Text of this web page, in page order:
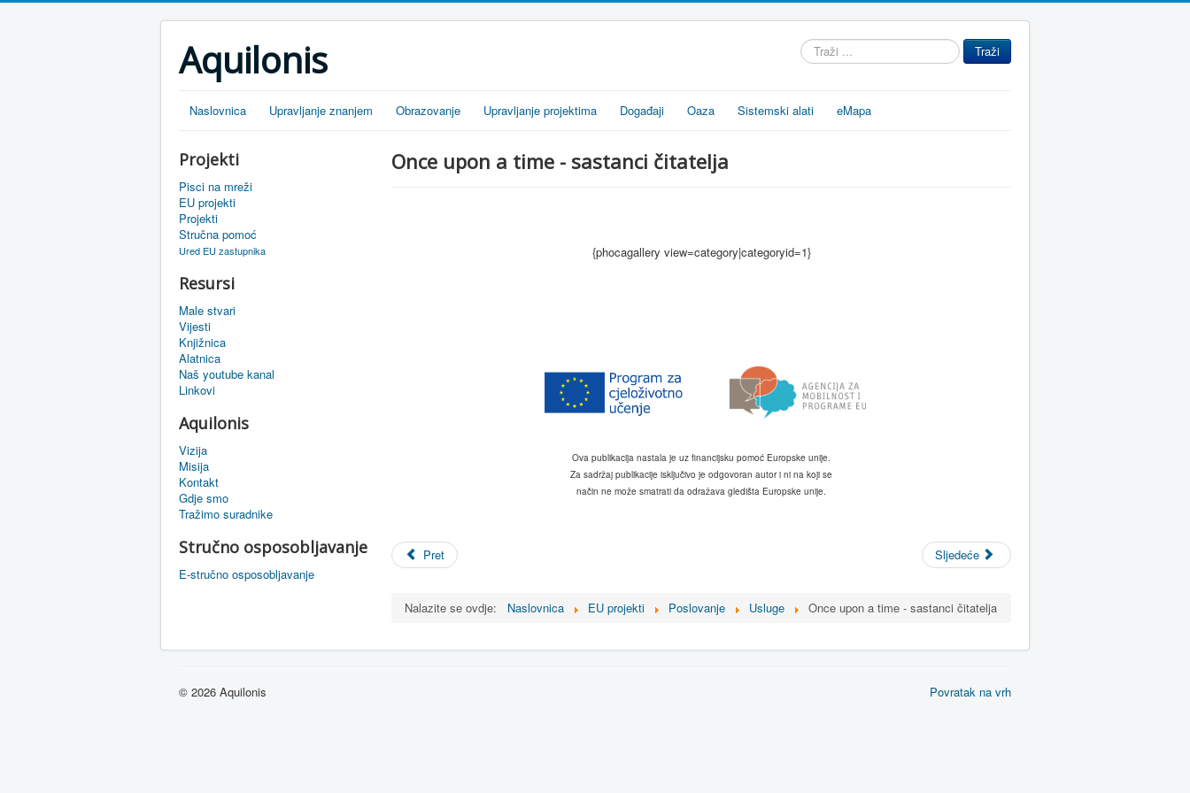
Aquilonis
Traži
...
Traži
Naslovnica Upravljanje znanjem Obrazovanje Upravljanje projektima Događaji Oaza Sistemski alati eMapa
Projekti
Pisci na mreži
EU projekti
Projekti
Stručna pomoć
Ured EU zastupnika
Resursi
Male stvari
Vijesti
Knjižnica
Alatnica
Naš youtube kanal
Linkovi
Aquilonis
Vizija
Misija
Kontakt
Gdje smo
Tražimo suradnike
Stručno osposobljavanje
E-stručno osposobljavanje
Once upon a time - sastanci čitatelja
{phocagallery view=category|categoryid=1}
Ova publikacija nastala je uz financijsku pomoć Europske unije.
Za sadržaj publikacije isključivo je odgovoran autor i ni na koji se
način ne može smatrati da odražava gledišta Europske unije.
Pret Sljedeće
Nalazite se ovdje: Naslovnica EU projekti Poslovanje Usluge Once upon a time - sastanci čitatelja
Povratak na vrh
© 2026 Aquilonis